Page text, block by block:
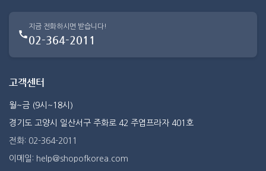
지금 전화하시면 받습니다!
02-364-2011
고객센터
월~금 (9시~18시)
경기도 고양시 일산서구 주화로 42 주엽프라자 401호
전화: 02-364-2011
이메일: help@shopofkorea.com